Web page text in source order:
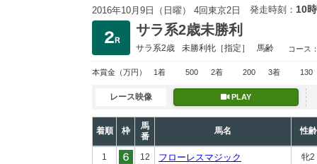
2016年10月9日（日曜） 4回東京2日 発走時刻： 10
サラ系2歳未勝利
サラ系2歳 未勝利牝［指定］ 馬齢 コース
本賞金 （万円） 1着 500 2着 200 3着 130
レース映像 PLAY
着順 枠
馬
番
馬名 性齢
1 12 フローレスマジック 牝2